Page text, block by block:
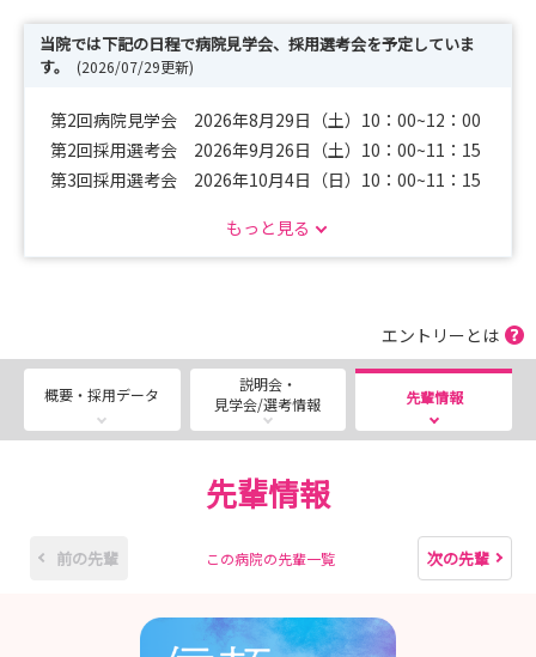
当院では下記の日程で病院見学会、採用選考会を予定していま
す。
(2026/07/29更新)
第2回病院見学会 2026年8月29日（土）10：00~12：00
第2回採用選考会 2026年9月26日（土）10：00~11：15
第3回採用選考会 2026年10月4日（日）10：00~11：15
病院見学会当日は先輩職員も出席し、学生の皆さんと座談
上記日程以外でも随時受付可能ですので、ぜひご参加くだ
さい。
詳細は「説明会・見学会/選考情報」ページをご覧くださ
もっと見る
エントリーとは
概要・採用データ
説明会・
見学会/選考情報
先輩情報
先輩情報
前の先輩 この病院の先輩一覧 次の先輩